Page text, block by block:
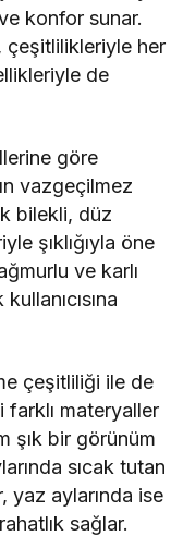
konfor sunar.
çeşitlilikleriyle her
de
göre
vazgeçilmez
bilekli, düz
şıklığıyla öne
ve karlı
çeşitliliği ile de
farklı materyaller
şık bir görünüm
sıcak tutan
yaz aylarında ise
sağlar.